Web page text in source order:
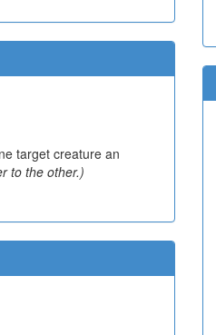
target creature an
to the other.)